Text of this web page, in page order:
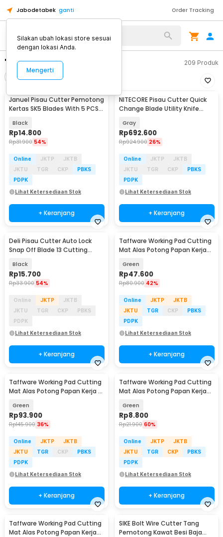
Jabodetabek ganti Order Tracking
"capture cut" 209 Produk
Urutkan
Januel Pisau Cutter Pemotong
Kertas SK5 Blades With 5 PCS
Black
Rp14.800
Rp31.900 54%
Online JKTP
JKTB
JKTU
TGR CKP
PBKS
PDPK
Lihat Ketersediaan Stok
+ Keranjang
NITECORE Pisau Cutter Quick
Change Blade Utility Knife
Gray
Rp692.600
Rp924.900 26%
Online JKTP
JKTB
JKTU
TGR CKP
PBKS
PDPK
Lihat Ketersediaan Stok
+ Keranjang
Deli Pisau Cutter Auto Lock
Snap Off Blade 13 Cutting
Black
Rp15.700
Rp33.900 54%
Online JKTP
JKTB
JKTU
TGR CKP
PBKS
PDPK
Lihat Ketersediaan Stok
+ Keranjang
Taffware Working Pad Cutting
Mat Alas Potong Papan Kerja
Green
Rp47.600
Rp80.900 42%
Online JKTP
JKTB
JKTU
TGR CKP
PBKS
PDPK
Lihat Ketersediaan Stok
+ Keranjang
Taffware Working Pad Cutting
Mat Alas Potong Papan Kerja A1
Green
Rp93.900
Rp145.900 36%
Online JKTP
JKTB
JKTU
TGR CKP
PBKS
PDPK
Lihat Ketersediaan Stok
+ Keranjang
Taffware Working Pad Cutting
Mat Alas Potong Papan Kerja
Green
Rp8.800
Rp21.900 60%
Online JKTP
JKTB
JKTU
TGR CKP
PBKS
PDPK
Lihat Ketersediaan Stok
+ Keranjang
Taffware Working Pad Cutting
Mat Alas Potong Papan Kerja
SIKE Bolt Wire Cutter Tang
Pemotong Kawat Besi Baja
Silakan ubah lokasi store sesuai
dengan lokasi Anda.
Mengerti